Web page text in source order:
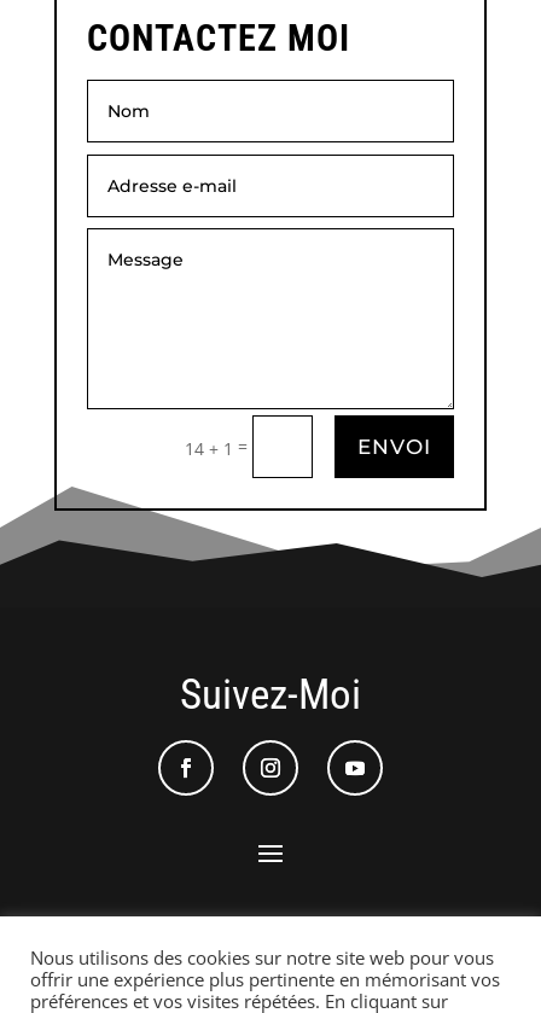
CONTACTEZ MOI
14 + 1 = ENVOI
Suivez-Moi
Politique De Confidentialité|Termes Et
Conditions|Mention légales
Nous utilisons des cookies sur notre site web pour vous
offrir une expérience plus pertinente en mémorisant vos
préférences et vos visites répétées. En cliquant sur